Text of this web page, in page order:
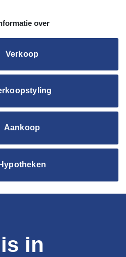
over
Verkoop
Aankoop
Hypotheken
in